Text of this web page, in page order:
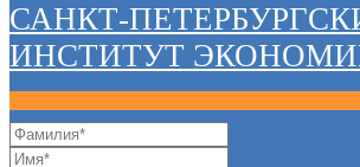
САНКТ-
ИНСТИТУТ